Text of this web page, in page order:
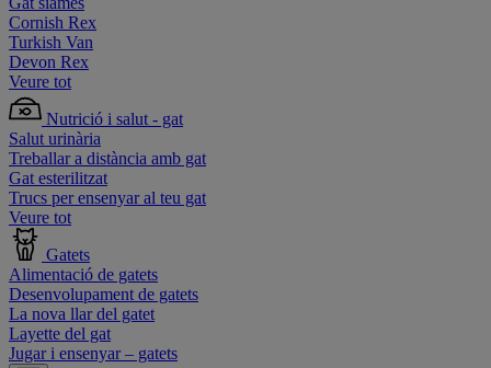
Cornish Rex
Turkish Van
Devon Rex
Veure tot
Nutrició i salut - gat
Salut urinària
Treballar a distància amb gat
Gat esterilitzat
Trucs per ensenyar al teu gat
Veure tot
Gatets
Alimentació de gatets
Desenvolupament de gatets
La nova llar del gatet
Layette del gat
Jugar i ensenyar – gatets